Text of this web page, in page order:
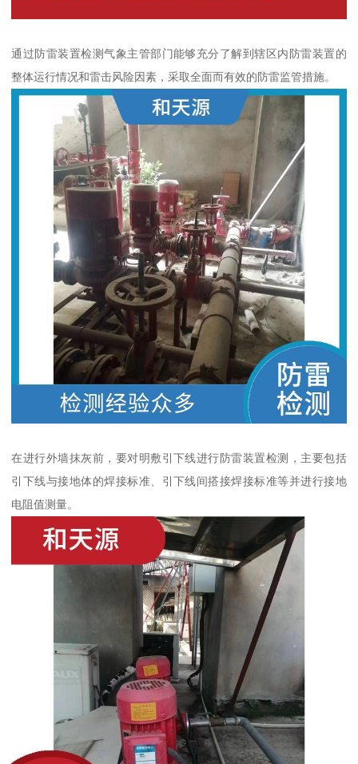
通过防雷装置检测气象主管部门能够充分了解到辖区内防雷装置的
整体运行情况和雷击风险因素，采取全面而有效的防雷监管措施。
在进行外墙抹灰前，要对明敷引下线进行防雷装置检测，主要包括
引下线与接地体的焊接标准、引下线间搭接焊接标准等并进行接地
电阻值测量。